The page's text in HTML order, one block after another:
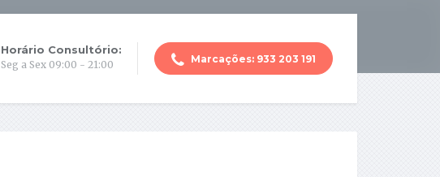
Horário Consultório:
Seg a Sex 09:00 - 21:00 Marcações: 933 203 191